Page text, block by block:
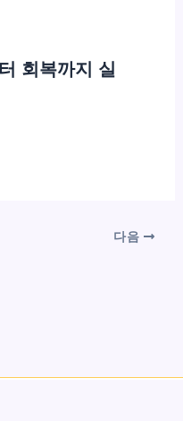
회복까지 실
다음